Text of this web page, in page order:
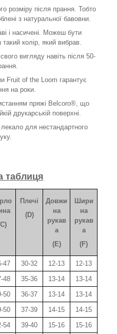
розміру після прання. Тобто
з натуральної бавовни.
і насичені. Можеш бути
колір, який вибрав.
вигляду навіть після 50-
Fruit of the Loom гарантує
на роки.
пряжі Belcoro®, що
друкарській поверхні.
для нестандартного
таблиця
Плечі
(D)
Довжи
на
рукав
а
(E)
Шири
на
рукав
а
(F)
47 30-32 12-13
12-13
48 35-36 13-14
13-14
50 36-37 13-14
13-14
50 37-39 14-15
14-15
54 39-40 15-16
15-16